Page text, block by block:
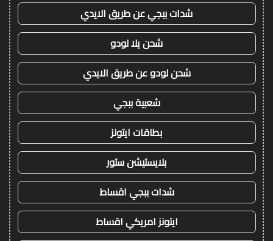
شدات ببجي عن طريق الايدي
شحن يلا لودو
شحن لودو عن طريق الايدي
شعبية ببجي
بطاقات ايتونز
بلايستيشن ستور
شدات ببجي اقساط
ايتونز امريكي اقساط